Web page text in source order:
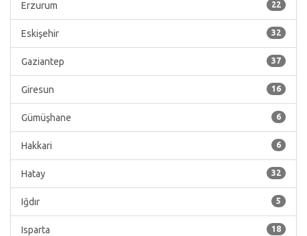
22
Erzurum
32
Eskişehir
37
Gaziantep
16
Giresun
6
Gümüşhane
6
Hakkari
32
Hatay
5
Iğdır
18
Isparta